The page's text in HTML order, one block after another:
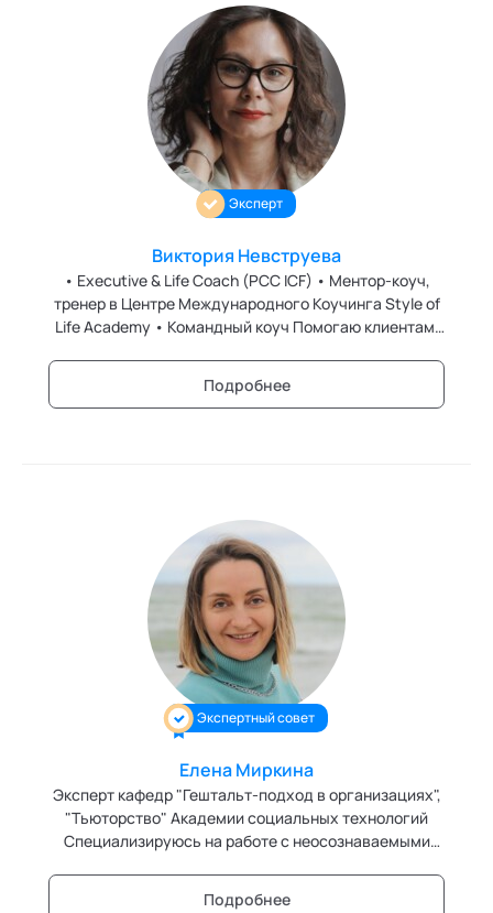
Эксперт
Виктория Невструева
• Executive & Life Coach (PCC ICF) • Ментор-коуч,
тренер в Центре Международного Коучинга Style of
Life Academy • Командный коуч Помогаю клиентам,
Подробнее
Экспертный совет
Елена Миркина
Эксперт кафедр "Гештальт-подход в организациях",
"Тьюторство" Академии социальных технологий
Специализируюсь на работе с неосознаваемыми
Подробнее